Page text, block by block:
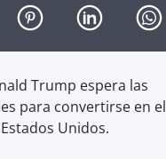
Trump espera las
para convertirse en el
Unidos.